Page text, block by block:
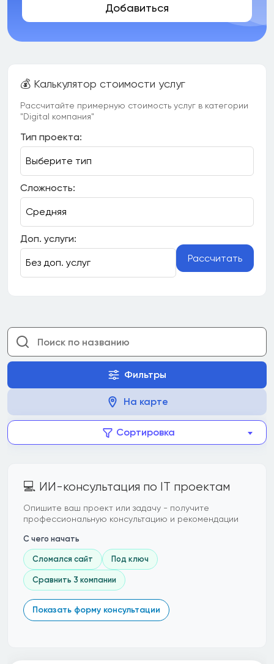
Добавиться
💰 Калькулятор стоимости услуг
Рассчитайте примерную стоимость услуг в категории
"Digital компания"
Тип проекта:
Сложность:
Доп. услуги:
Рассчитать
Фильтры
На карте
Сортировка
💻 ИИ-консультация по IT проектам
Опишите ваш проект или задачу - получите
профессиональную консультацию и рекомендации
С чего начать
Сломался сайт Под ключ
Сравнить 3 компании
Показать форму консультации